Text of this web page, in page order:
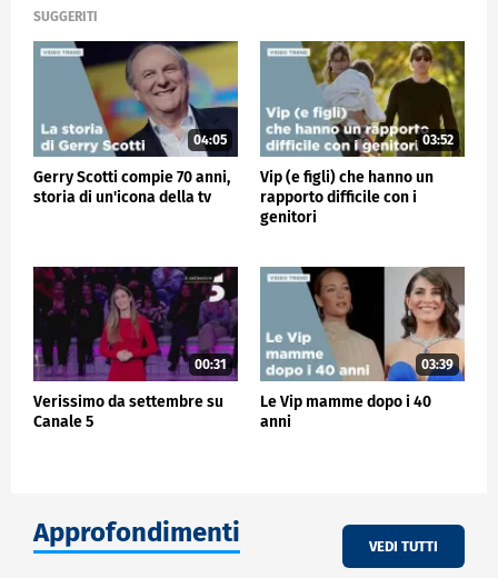
SUGGERITI
04:05
Gerry Scotti compie 70 anni,
storia di un'icona della tv
03:52
Vip (e figli) che hanno un
rapporto difficile con i
genitori
00:31
Verissimo da settembre su
Canale 5
03:39
Le Vip mamme dopo i 40
anni
Approfondimenti VEDI TUTTI